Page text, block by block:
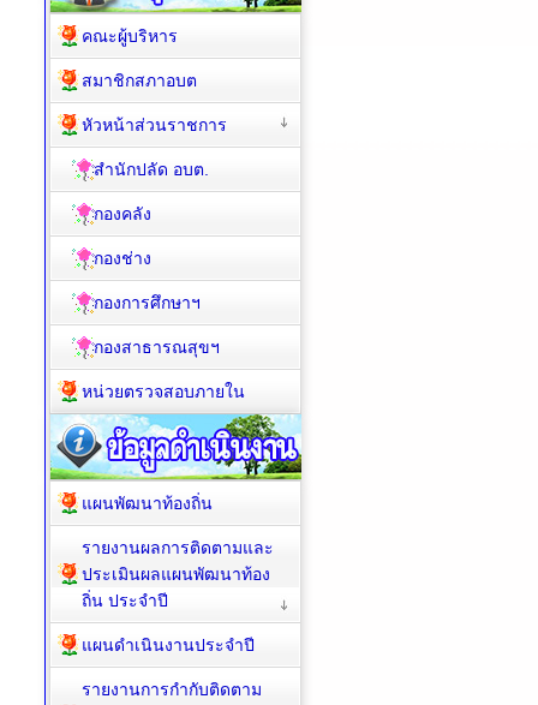
คณะผู้บริหาร
สมาชิกสภาอบต
หัวหน้าส่วนราชการ
สำนักปลัด อบต.
กองคลัง
กองช่าง
กองการศึกษาฯ
กองสาธารณสุขฯ
หน่วยตรวจสอบภายใน
แผนพัฒนาท้องถิ่น
รายงานผลการติดตามและ
ประเมินผลแผนพัฒนาท้อง
ถิ่น ประจำปี
แผนดำเนินงานประจำปี
รายงานการกำกับติดตาม